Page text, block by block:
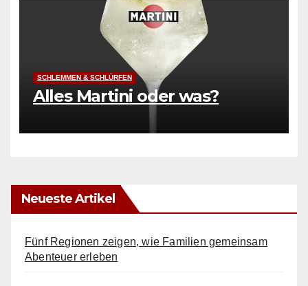
SCHLEMMEN & SCHLÜRFEN
Alles Martini oder was?
Neueste Artikel
Fünf Regionen zeigen, wie Familien gemeinsam
Abenteuer erleben